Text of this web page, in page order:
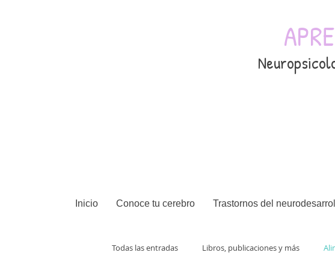
Inicio Conoce tu cerebro Trastornos del
Todas las entradas Libros, publicaciones y más